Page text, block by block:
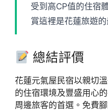
受到高CP值的住宿
賞這裡是花蓮旅遊的
總結評價
花蓮元氣屋民宿以親切
的住宿環境及豐盛用心
周邊旅客的首選。免費